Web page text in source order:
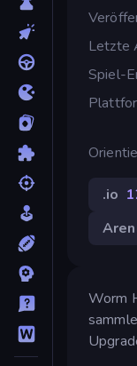
Letzte
Spiel-
.io
Worm